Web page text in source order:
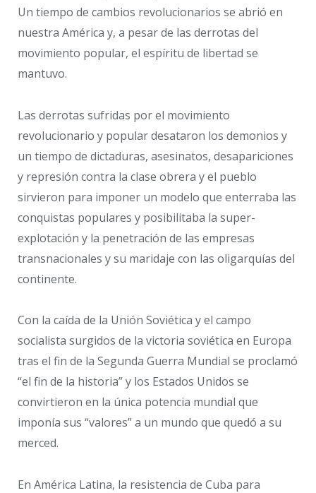
Un tiempo de cambios revolucionarios se abrió en
nuestra América y, a pesar de las derrotas del
movimiento popular, el espíritu de libertad se
mantuvo.
Las derrotas sufridas por el movimiento
revolucionario y popular desataron los demonios y
un tiempo de dictaduras, asesinatos, desapariciones
y represión contra la clase obrera y el pueblo
sirvieron para imponer un modelo que enterraba las
conquistas populares y posibilitaba la super-
explotación y la penetración de las empresas
transnacionales y su maridaje con las oligarquías del
continente.
Con la caída de la Unión Soviética y el campo
socialista surgidos de la victoria soviética en Europa
tras el fin de la Segunda Guerra Mundial se proclamó
“el fin de la historia” y los Estados Unidos se
convirtieron en la única potencia mundial que
imponía sus “valores” a un mundo que quedó a su
merced.
En América Latina, la resistencia de Cuba para